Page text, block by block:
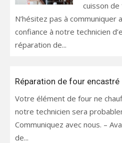
cuisson
N’hésitez pas à communiquer
confiance à notre technicien
réparation de...
Réparation de four encastré
Votre élément de four ne
notre technicien sera
Communiquez avec nous. –
de...